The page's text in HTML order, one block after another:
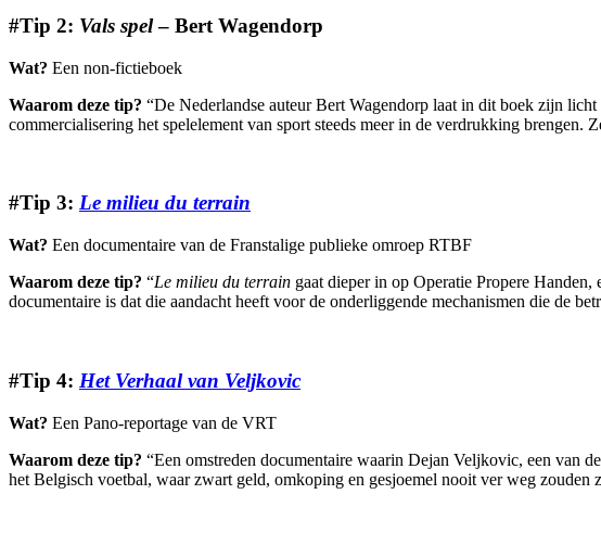
#Tip 2: Vals spel– Bert Wagendorp
Wat? Een non-fictieboek
Waarom deze tip? “De Nederlandse auteur Bert Wagendorp laat in dit boek zijn
commercialisering het spelelement van sport steeds meer in de verdrukking brengen.
#Tip 3: Le milieu du terrain
Wat? Een documentaire van de Franstalige publieke omroep RTBF
Waarom deze tip? “Le milieu du terrain gaat dieper in op Operatie Propere
documentaire is dat die aandacht heeft voor de onderliggende mechanismen die de
#Tip 4: Het Verhaal van Veljkovic
Wat? Een Pano-reportage van de VRT
Waarom deze tip? “Een omstreden documentaire waarin Dejan Veljkovic, een van
het Belgisch voetbal, waar zwart geld, omkoping en gesjoemel nooit ver weg